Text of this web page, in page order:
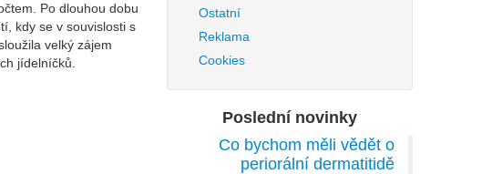
Po dlouhou dobu
kdy se v souvislosti s
velký zájem
jídelníčků.
Ostatní
Reklama
Cookies
Poslední novinky
Co bychom měli vědět o
periorální dermatitidě